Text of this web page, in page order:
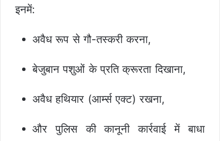
इनमें:
अवैध रूप से गौ-तस्करी करना,
बेजुबान पशुओं के प्रति क्रूरता दिखाना,
अवैध हथियार (आर्म्स एक्ट) रखना,
और पुलिस की कानूनी कार्रवाई में बाधा